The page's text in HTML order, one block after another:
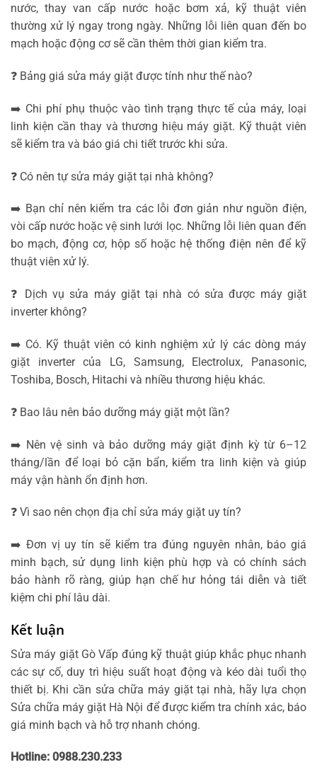
nước, thay van cấp nước hoặc bơm xả, kỹ thuật viên
thường xử lý ngay trong ngày. Những lỗi liên quan đến bo
mạch hoặc động cơ sẽ cần thêm thời gian kiểm tra.
❓ Bảng giá sửa máy giặt được tính như thế nào?
➡️ Chi phí phụ thuộc vào tình trạng thực tế của máy, loại
linh kiện cần thay và thương hiệu máy giặt. Kỹ thuật viên
sẽ kiểm tra và báo giá chi tiết trước khi sửa.
❓ Có nên tự sửa máy giặt tại nhà không?
➡️ Bạn chỉ nên kiểm tra các lỗi đơn giản như nguồn điện,
vòi cấp nước hoặc vệ sinh lưới lọc. Những lỗi liên quan đến
bo mạch, động cơ, hộp số hoặc hệ thống điện nên để kỹ
thuật viên xử lý.
❓ Dịch vụ sửa máy giặt tại nhà có sửa được máy giặt
inverter không?
➡️ Có. Kỹ thuật viên có kinh nghiệm xử lý các dòng máy
giặt inverter của LG, Samsung, Electrolux, Panasonic,
Toshiba, Bosch, Hitachi và nhiều thương hiệu khác.
❓ Bao lâu nên bảo dưỡng máy giặt một lần?
➡️ Nên vệ sinh và bảo dưỡng máy giặt định kỳ từ 6–12
tháng/lần để loại bỏ cặn bẩn, kiểm tra linh kiện và giúp
máy vận hành ổn định hơn.
❓ Vì sao nên chọn địa chỉ sửa máy giặt uy tín?
➡️ Đơn vị uy tín sẽ kiểm tra đúng nguyên nhân, báo giá
minh bạch, sử dụng linh kiện phù hợp và có chính sách
bảo hành rõ ràng, giúp hạn chế hư hỏng tái diễn và tiết
kiệm chi phí lâu dài.
Kết luận
Sửa máy giặt Gò Vấp đúng kỹ thuật giúp khắc phục nhanh
các sự cố, duy trì hiệu suất hoạt động và kéo dài tuổi thọ
thiết bị. Khi cần sửa chữa máy giặt tại nhà, hãy lựa chọn
Sửa chữa máy giặt Hà Nội để được kiểm tra chính xác, báo
giá minh bạch và hỗ trợ nhanh chóng.
Hotline: 0988.230.233